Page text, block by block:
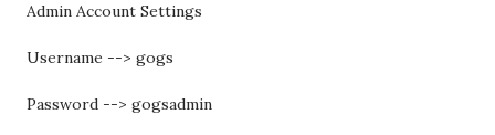
Admin Account Settings
Username --> gogs
Password --> gogsadmin